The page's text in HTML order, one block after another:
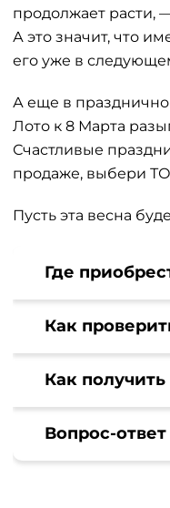
продолжает расти,
А это значит, что
его уже в
А еще в
Лото к 8 Марта
Счастливые
продаже, выбери
Пусть эта весна
Где
Как
Как
Вопрос-ответ